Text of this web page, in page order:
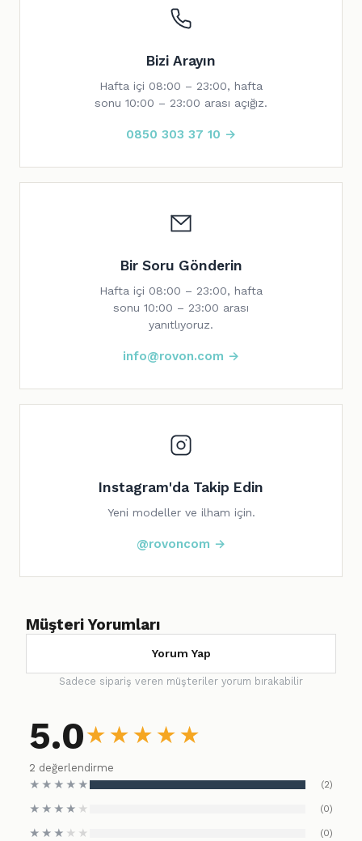
Bizi Arayın
Hafta içi 08:00 – 23:00, hafta
sonu 10:00 – 23:00 arası açığız.
0850 303 37 10 →
Bir Soru Gönderin
Hafta içi 08:00 – 23:00, hafta
sonu 10:00 – 23:00 arası
yanıtlıyoruz.
info@rovon.com →
Instagram'da Takip Edin
Yeni modeller ve ilham için.
@rovoncom →
Müşteri Yorumları
Yorum Yap
Sadece sipariş veren müşteriler yorum bırakabilir
5.0★ ★ ★ ★ ★
2 değerlendirme
★ ★ ★ ★ ★ (2)
★ ★ ★ ★ ★ (0)
★ ★ ★ ★ ★ (0)